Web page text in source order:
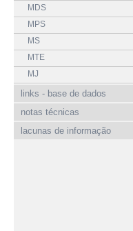
MDS
MPS
MS
MTE
MJ
links - base de dados
notas técnicas
lacunas de informação